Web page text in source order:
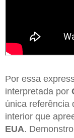
Por essa
interpretada por
única referência
interior que
EUA.